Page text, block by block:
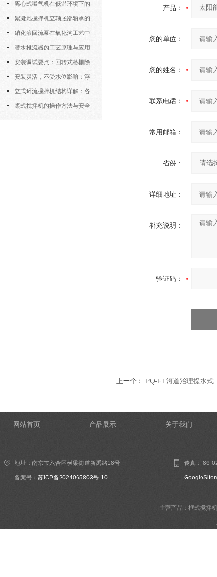
明 离心式曝气机在低温环境下的
运行特性与防冻措施
絮凝池搅拌机立轴底部轴承的
密封防水与免维护设计
硝化液回流泵在氧化沟工艺中
的布置位置对回流效果的影响
潜水推流器的工艺原理与应用
逻辑安装调试要点：回转式格栅除
污机的土建配合要求与水平度校准
安装灵活，不受水位影响：浮
筒式曝气机的结构优势与适用场景
立式环流搅拌机结构详解：各
部件的功能与协同
桨式搅拌机的操作方法与安全
产品：
您的单位：
您的姓名：
联系电话：
常用邮箱：
省份：
详细地址：
补充说明：
验证码：
上一个： PQ-FT河道治理提水式
网站首页 产品展示 关于我们
地址：南京市六合区横梁街道新禹路18号
备案号： 苏ICP备2024065803号-10
传真： 86-
主营产品：框式搅拌